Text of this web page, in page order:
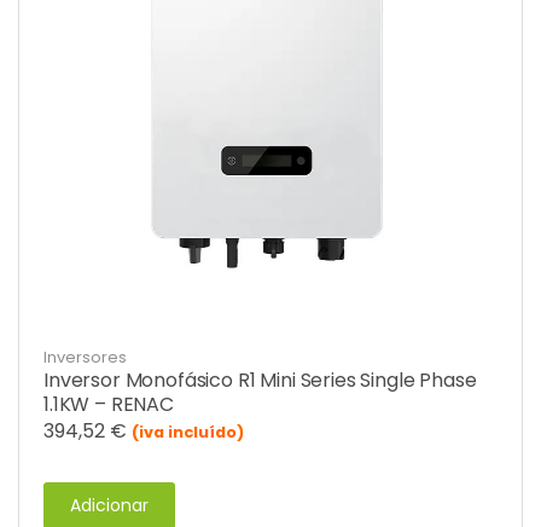
Inversores
Inversor Monofásico R1 Mini Series Single Phase
1.1KW – RENAC
394,52 € (iva incluído)
Adicionar